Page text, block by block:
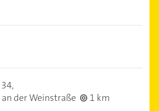
der Weinstraße
1 km